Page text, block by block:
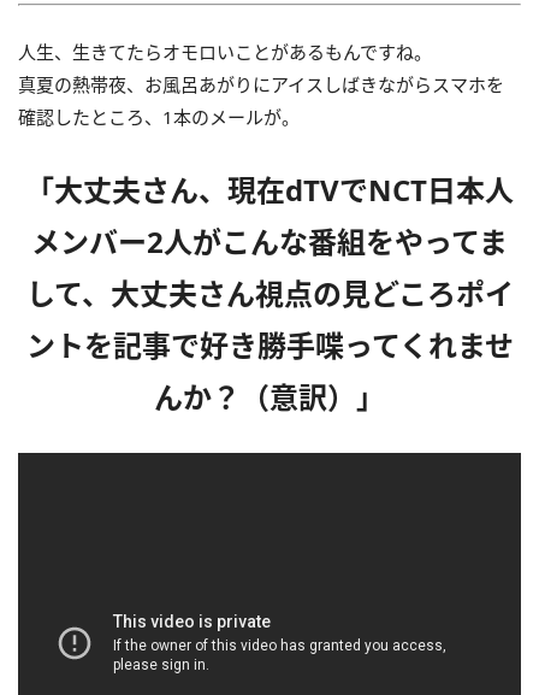
人生、生きてたらオモロいことがあるもんですね。
真夏の熱帯夜、お風呂あがりにアイスしばきながらスマホを
確認したところ、1本のメールが。
「大丈夫さん、現在dTVでNCT日本人
メンバー2人がこんな番組をやってま
して、大丈夫さん視点の見どころポイ
ントを記事で好き勝手喋ってくれませ
んか？（意訳）」